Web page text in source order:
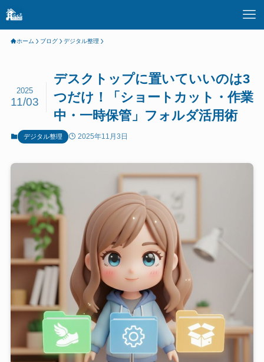
ホーム ブログ デジタル整理
デスクトップに置いていいのは3
つだけ！「ショートカット・作業
中・一時保管」フォルダ活用術
2025
11/03
デジタル整理 2025年11月3日